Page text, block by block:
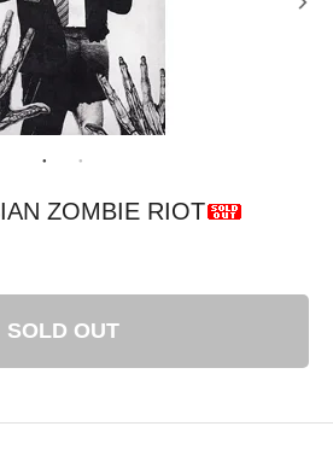
ZOMBIE RIOT
SOLD OUT